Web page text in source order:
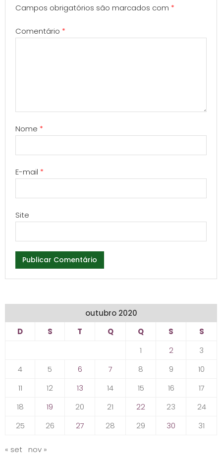
Campos obrigatórios são marcados com *
Comentário *
Nome *
E-mail *
Site
outubro 2020
D
S T Q Q S
S
1
2
3
4
5 6 7 8 9
10
11
12 13 14 15 16
17
18
19 20 21 22 23
24
25
26 27 28 29 30 31
« set nov »